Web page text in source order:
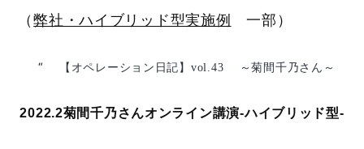
（弊社・ハイブリッド型実施例 一部）
【オペレーション日記】vol.43 ～菊間千乃さん～
2022.2菊間千乃さんオンライン講演-ハイブリッド型-